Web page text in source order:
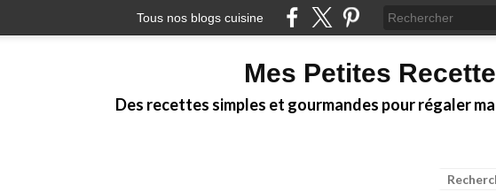
Tous nos blogs cuisine
Mes Petites
Des recettes simples et gourmandes pour régaler